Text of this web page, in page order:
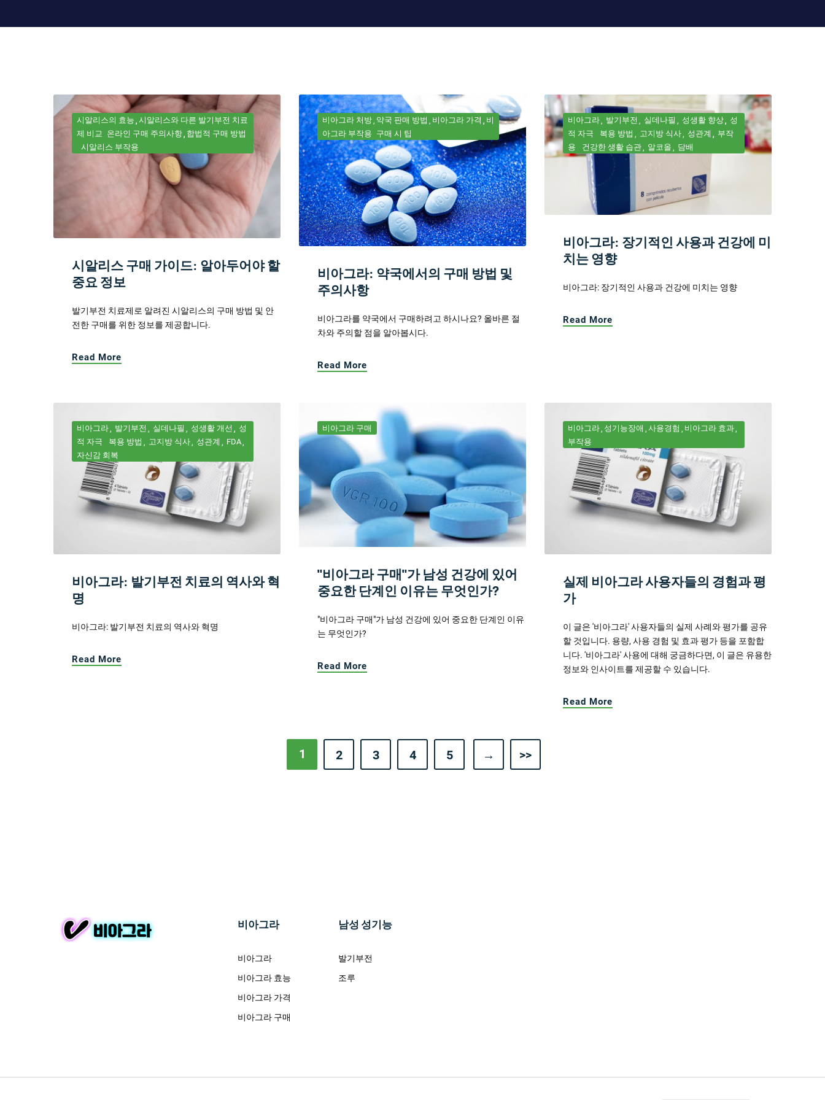
시알리스의 효능 시알리스와 다른 발기부전 치료
제 비교 온라인 구매 주의사항 합법적 구매 방법
시알리스 부작용
시알리스 구매 가이드: 알아두어야 할
중요 정보
발기부전 치료제로 알려진 시알리스의 구매 방법 및 안
전한 구매를 위한 정보를 제공합니다.
Read More
비아그라 처방 약국 판매 방법 비아그라 가격
비
아그라 부작용 구매 시 팁
비아그라: 약국에서의 구매 방법 및
주의사항
비아그라를 약국에서 구매하려고 하시나요? 올바른 절
차와 주의할 점을 알아봅시다.
Read More
비아그라 발기부전 실데나필 성생활 향상
성
적 자극
복용 방법 고지방 식사 성관계
부작
용
건강한 생활 습관 알코올 담배
비아그라: 장기적인 사용과 건강에 미
치는 영향
비아그라: 장기적인 사용과 건강에 미치는 영향
Read More
비아그라 발기부전 실데나필 성생활 개선
성
적 자극
복용 방법 고지방 식사 성관계
FDA
자신감 회복
비아그라: 발기부전 치료의 역사와 혁
명
비아그라: 발기부전 치료의 역사와 혁명
Read More
비아그라 구매
"비아그라 구매"가 남성 건강에 있어
중요한 단계인 이유는 무엇인가?
"비아그라 구매"가 남성 건강에 있어 중요한 단계인 이유
는 무엇인가?
Read More
비아그라 성기능장애 사용경험
비아그라 효과
부작용
실제 비아그라 사용자들의 경험과 평
가
이 글은 '비아그라' 사용자들의 실제 사례와 평가를 공유
할 것입니다. 용량, 사용 경험 및 효과 평가 등을 포함합
니다. '비아그라' 사용에 대해 궁금하다면, 이 글은 유용한
정보와 인사이트를 제공할 수 있습니다.
Read More
1 2 3 4 5 → >>
비아그라
비아그라
비아그라 효능
비아그라 가격
비아그라 구매
남성 성기능
발기부전
조루